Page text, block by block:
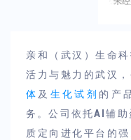
亲和（武汉）生命
活力与魅力的武汉
体 及 生化试剂 的产
务。公司依托AI辅助
质定向进化平台的